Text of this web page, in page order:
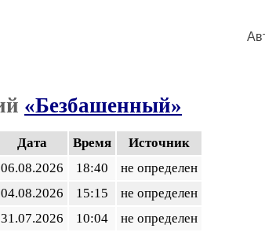
«Безбашенный»
Дата Время
Источник
06.08.2026 18:40
не определен
04.08.2026 15:15
не определен
31.07.2026 10:04
не определен